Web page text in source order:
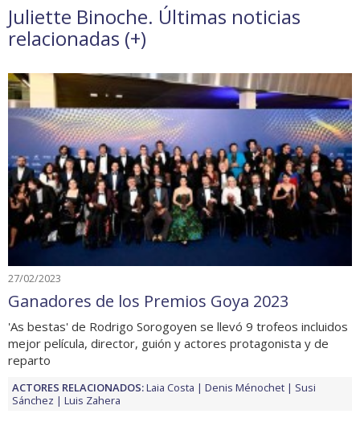
Juliette Binoche. Últimas noticias
relacionadas (+)
27/02/2023
Ganadores de los Premios Goya 2023
'As bestas' de Rodrigo Sorogoyen se llevó 9 trofeos incluidos
mejor película, director, guión y actores protagonista y de
reparto
ACTORES RELACIONADOS:Laia Costa Denis Ménochet
Susi
Sánchez
Luis Zahera